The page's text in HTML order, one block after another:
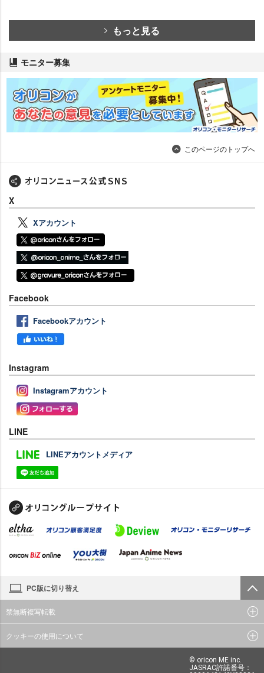
もっと見る
モニター募集
このページのトップへ
X
Xアカウント
Facebook
Facebookアカウント
Instagram
Instagramアカウント
LINE
LINEアカウントメディア
PC版に切り替え
禁無断複写転載
クッキーの使用について
© oricon ME inc.
JASRAC許諾番号：